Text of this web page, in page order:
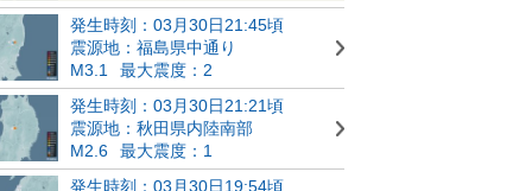
発生時刻：03月30日21:45頃
震源地：福島県中通り
M3.1
最大震度：2
発生時刻：03月30日21:21頃
震源地：秋田県内陸南部
M2.6
最大震度：1
発生時刻：03月30日19:54頃